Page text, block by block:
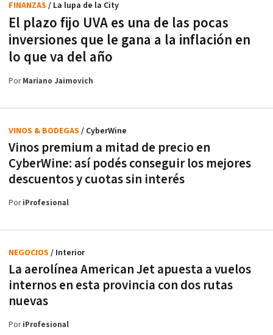
El plazo fijo UVA es una de las pocas
inversiones que le gana a la inflación en
lo que va del año
FINANZAS / La lupa de la City
PorMariano Jaimovich
Vinos premium a mitad de precio en
CyberWine: así podés conseguir los mejores
descuentos y cuotas sin interés
VINOS & BODEGAS / CyberWine
PoriProfesional
La aerolínea American Jet apuesta a vuelos
internos en esta provincia con dos rutas
nuevas
NEGOCIOS / Interior
PoriProfesional